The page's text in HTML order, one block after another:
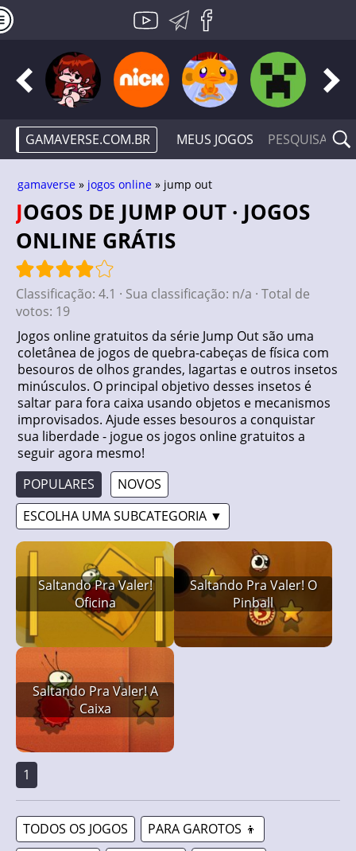
GAMAVERSE.COM.BR MEUS JOGOS
gamaverse » jogos online » jump out
JOGOS DE JUMP OUT · JOGOS
ONLINE GRÁTIS
Classificação: 4.1 · Sua classificação: n/a · Total de
votos: 19
Jogos online gratuitos da série Jump Out são uma
coletânea de jogos de quebra-cabeças de física com
besouros de olhos grandes, lagartas e outros insetos
minúsculos. O principal objetivo desses insetos é
saltar para fora caixa usando objetos e mecanismos
improvisados. Ajude esses besouros a conquistar
sua liberdade - jogue os jogos online gratuitos a
seguir agora mesmo!
POPULARES
NOVOS
ESCOLHA UMA SUBCATEGORIA ▼
Saltando Pra Valer!
Oficina
Saltando Pra Valer! O
Pinball
Saltando Pra Valer! A
Caixa
1
TODOS OS JOGOS
PARA GAROTOS 👦